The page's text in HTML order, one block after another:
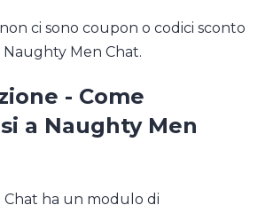
ci sono coupon o codici sconto
Men Chat.
- Come
a Naughty Men
ha un modulo di